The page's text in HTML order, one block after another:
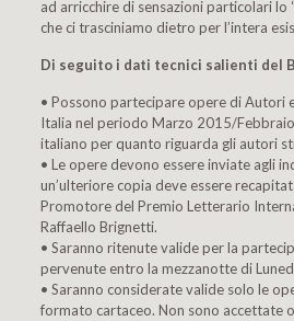
ad arricchire di sensazioni particolari lo
che ci trasciniamo dietro per l’intera
Di seguito i dati tecnici salienti del
• Possono partecipare opere di Autori
Italia nel periodo Marzo 2015/
italiano per quanto riguarda gli autori
• Le opere devono essere inviate agli
un’ulteriore copia deve essere
Promotore del Premio Letterario
Raffaello Brignetti.
• Saranno ritenute valide per la
pervenute entro la mezzanotte di
• Saranno considerate valide solo le
formato cartaceo. Non sono accettate